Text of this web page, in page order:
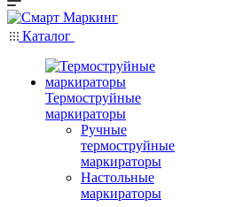
Каталог
Термоструйные
маркираторы
Ручные
термоструйные
маркираторы
Настольные
маркираторы